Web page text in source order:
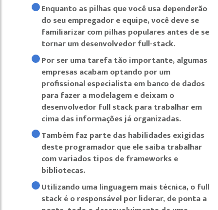
Enquanto as pilhas que você usa dependerão
do seu empregador e equipe, você deve se
familiarizar com pilhas populares antes de se
tornar um desenvolvedor full-stack.
Por ser uma tarefa tão importante, algumas
empresas acabam optando por um
profissional especialista em banco de dados
para fazer a modelagem e deixam o
desenvolvedor full stack para trabalhar em
cima das informações já organizadas.
Também faz parte das habilidades exigidas
deste programador que ele saiba trabalhar
com variados tipos de frameworks e
bibliotecas.
Utilizando uma linguagem mais técnica, o full
stack é o responsável por liderar, de ponta a